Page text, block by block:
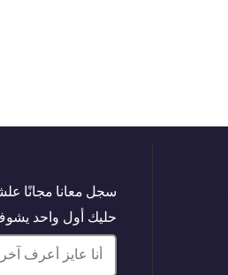
سجل معانا مجانًا
حليك أول واحد
أنا عايز أعرف آخر